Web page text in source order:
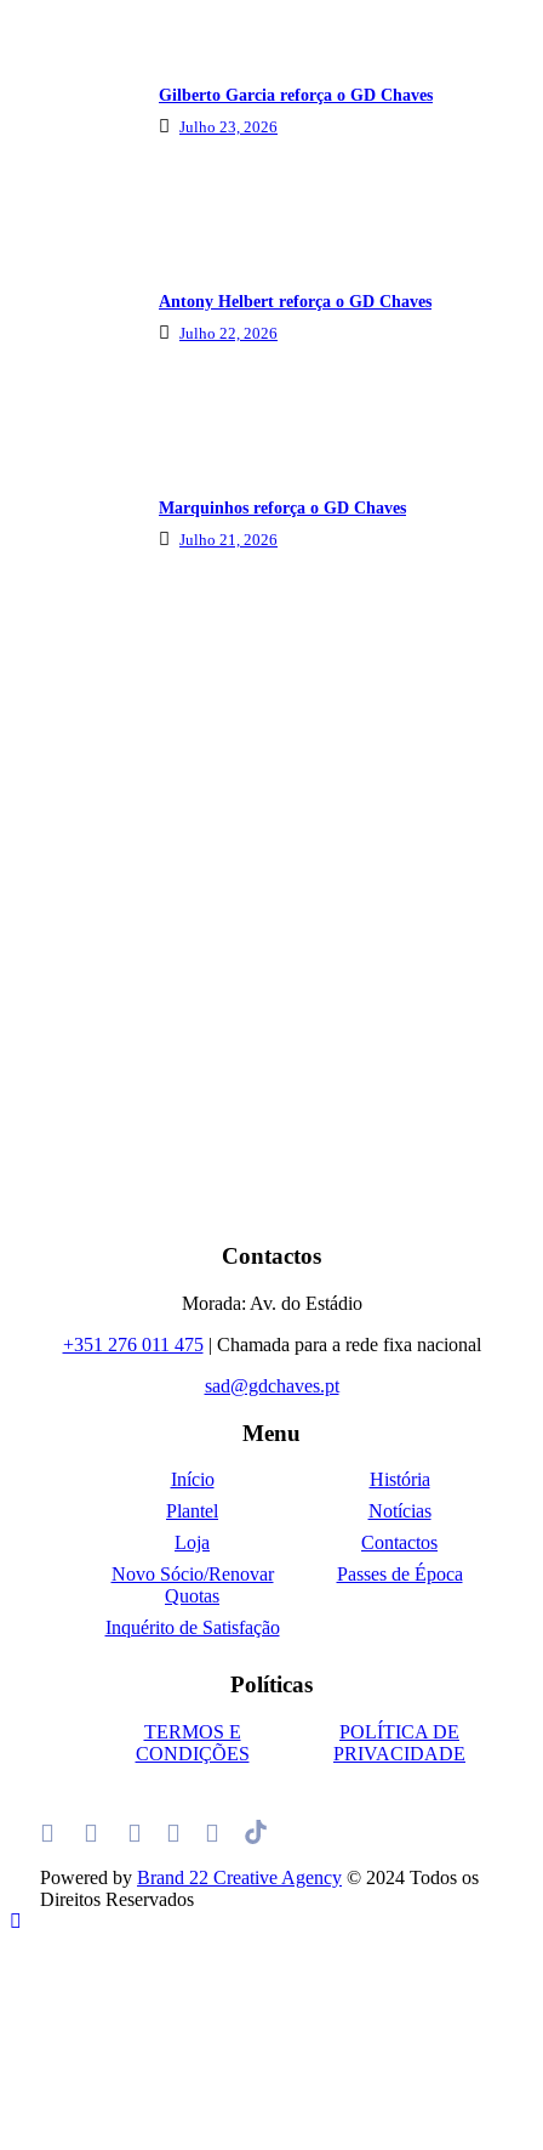
Gilberto Garcia reforça o GD Chaves
Julho 23, 2026
Antony Helbert reforça o GD Chaves
Julho 22, 2026
Marquinhos reforça o GD Chaves
Julho 21, 2026
Contactos
Morada: Av. do Estádio
+351 276 011 475| Chamada para a rede fixa nacional
sad@gdchaves.pt
Menu
Início
História
Plantel
Notícias
Loja
Contactos
Novo Sócio/Renovar
Quotas
Passes de Época
Inquérito de Satisfação
Políticas
TERMOS E
CONDIÇÕES
POLÍTICA DE
PRIVACIDADE
Powered by Brand 22 Creative Agency © 2024 Todos os
Direitos Reservados